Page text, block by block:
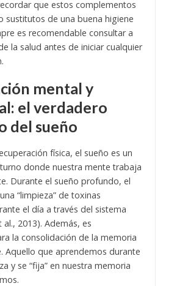
que estos complementos
sustitutos de una buena higiene
es recomendable consultar a
la salud antes de iniciar cualquier
mental y
el verdadero
del sueño
física, el sueño es un
donde nuestra mente trabaja
Durante el sueño profundo, el
“limpieza” de toxinas
el día a través del sistema
al., 2013). Además, es
la consolidación de la memoria
Aquello que aprendemos durante
y se “fija” en nuestra memoria